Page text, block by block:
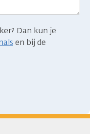
Dan kun je
en bij de